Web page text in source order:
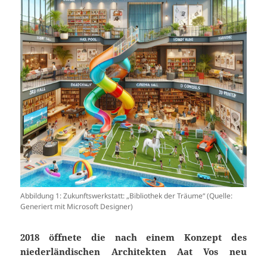
Abbildung 1: Zukunftswerkstatt: „Bibliothek der Träume“ (Quelle:
Generiert mit Microsoft Designer)
2018 öffnete die nach einem Konzept des
niederländischen Architekten Aat Vos neu